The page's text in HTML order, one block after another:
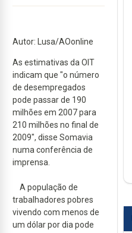
Autor: Lusa/AOonline
As estimativas da OIT
indicam que "o número
de desempregados
pode passar de 190
milhões em 2007 para
210 milhões no final de
2009", disse Somavia
numa conferência de
imprensa.
A população de
trabalhadores pobres
vivendo com menos de
um dólar por dia pode